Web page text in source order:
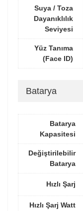
Suya / Toza
Dayanıklılık
Seviyesi
Yüz Tanıma
(Face ID)
Batarya
Batarya
Kapasitesi
Değiştirilebilir
Batarya
Hızlı Şarj
Hızlı Şarj Watt